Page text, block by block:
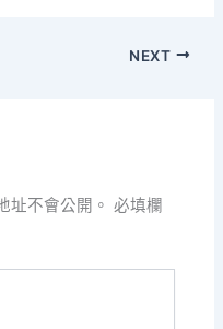
NEXT
址不會公開。 必填欄